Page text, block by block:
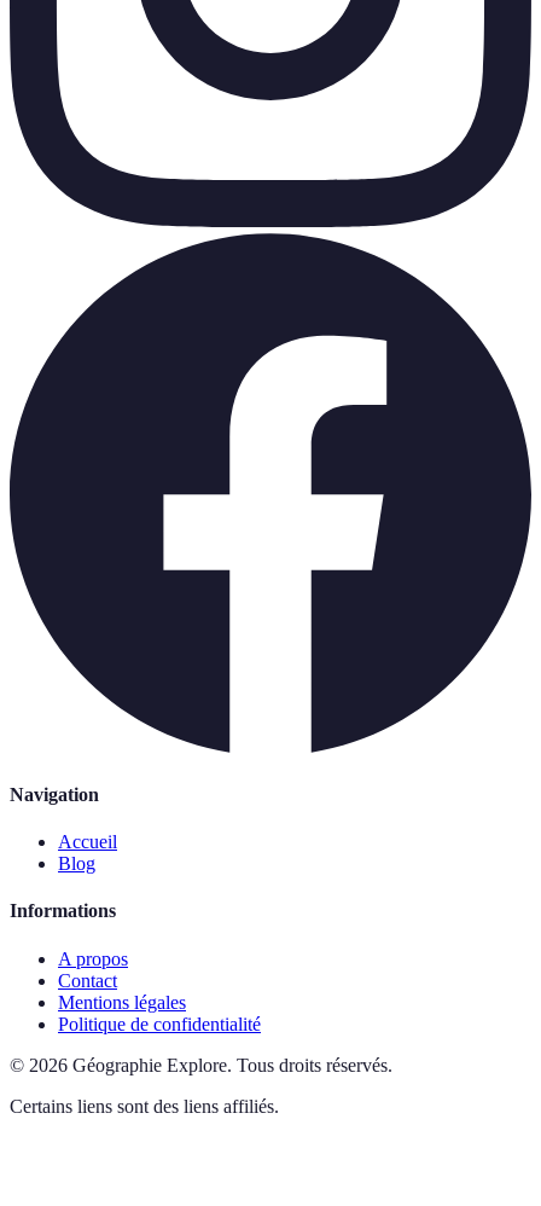
Navigation
Accueil
Blog
Informations
A propos
Contact
Mentions légales
Politique de confidentialité
© 2026 Géographie Explore. Tous droits réservés.
Certains liens sont des liens affiliés.